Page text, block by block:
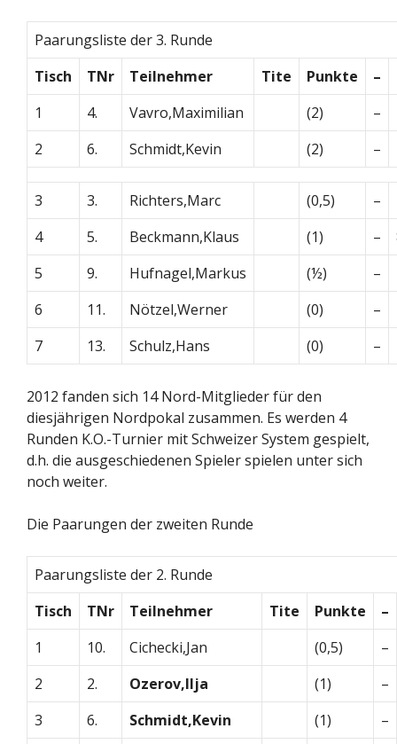
Paarungsliste der 3. Runde
Tisch
TNr Teilnehmer Tite Punkte –
1
4. Vavro,Maximilian (2) –
2
6. Schmidt,Kevin (2) –
3 3. Richters,Marc (0,5) –
4
5. Beckmann,Klaus (1) –
5
9. Hufnagel,Markus (½) –
6
11. Nötzel,Werner (0) –
7
13. Schulz,Hans (0) –
2012 fanden sich 14 Nord-Mitglieder für den
diesjährigen Nordpokal zusammen. Es werden 4
Runden K.O.-Turnier mit Schweizer System gespielt,
d.h. die ausgeschiedenen Spieler spielen unter sich
noch weiter.
Die Paarungen der zweiten Runde
Paarungsliste der 2. Runde
Tisch
TNr Teilnehmer Tite Punkte
–
1
10. Cichecki,Jan (0,5)
–
2
2. Ozerov,Ilja (1)
–
3
6. Schmidt,Kevin (1)
–